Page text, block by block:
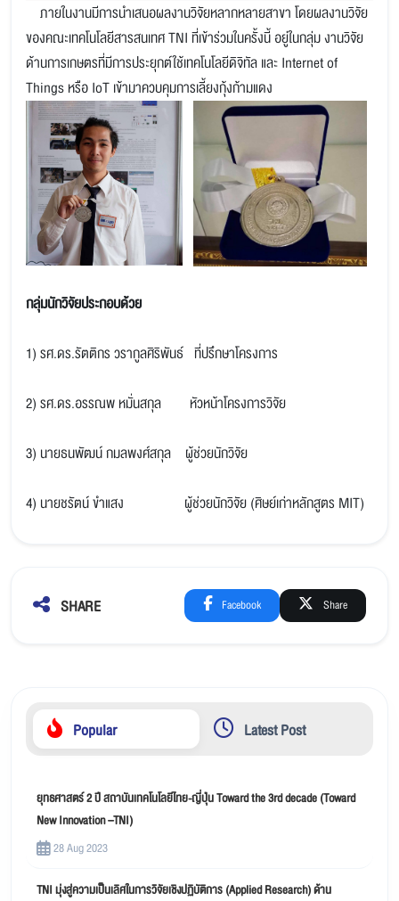
ภายในงานมีการนำเสนอผลงานวิจัยหลากหลายสาขา โดยผลงานวิจัย
ของคณะเทคโนโลยีสารสนเทศ TNI ที่เข้าร่วมในครั้งนี้ อยู่ในกลุ่ม งานวิจัย
ด้านการเกษตรที่มีการประยุกต์ใช้เทคโนโลยีดิจิทัล และ Internet of
Things หรือ IoT เข้ามาควบคุมการเลี้ยงกุ้งก้ามแดง
กลุ่มนักวิจัยประกอบด้วย
1) รศ.ดร.รัตติกร วรากูลศิริพันธ์ ที่ปรึกษาโครงการ
2) รศ.ดร.อรรณพ หมั่นสกุล หัวหน้าโครงการวิจัย
3) นายธนพัฒน์ กมลพงศ์สกุล ผู้ช่วยนักวิจัย
4) นายชรัตน์ ขำแสง ผู้ช่วยนักวิจัย (ศิษย์เก่าหลักสูตร MIT)
SHARE Facebook Share
Popular Latest Post
ยุทธศาสตร์ 2 ปี สถาบันเทคโนโลยีไทย-ญี่ปุ่น Toward the 3rd decade (Toward
New Innovation –TNI)
28 Aug 2023
TNI มุ่งสู่ความเป็นเลิศในการวิจัยเชิงปฏิบัติการ (Applied Research) ด้าน